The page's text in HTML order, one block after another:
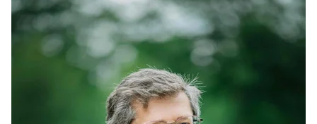
YUKIKO OCH PATRIK MÖTER